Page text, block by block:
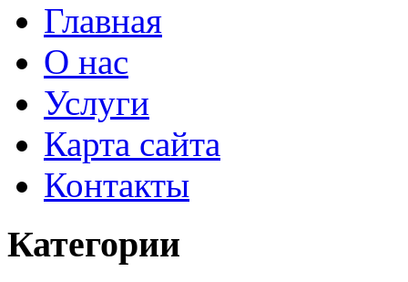
Главная
О нас
Услуги
Карта сайта
Контакты
Категории